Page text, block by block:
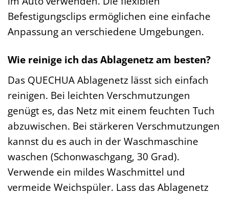
Befestigungsclips ermöglichen eine einfache
Anpassung an verschiedene Umgebungen.
Wie reinige ich das Ablagenetz am besten?
Das QUECHUA Ablagenetz lässt sich einfach
reinigen. Bei leichten Verschmutzungen
genügt es, das Netz mit einem feuchten Tuch
abzuwischen. Bei stärkeren Verschmutzungen
kannst du es auch in der Waschmaschine
waschen (Schonwaschgang, 30 Grad).
Verwende ein mildes Waschmittel und
vermeide Weichspüler. Lass das Ablagenetz